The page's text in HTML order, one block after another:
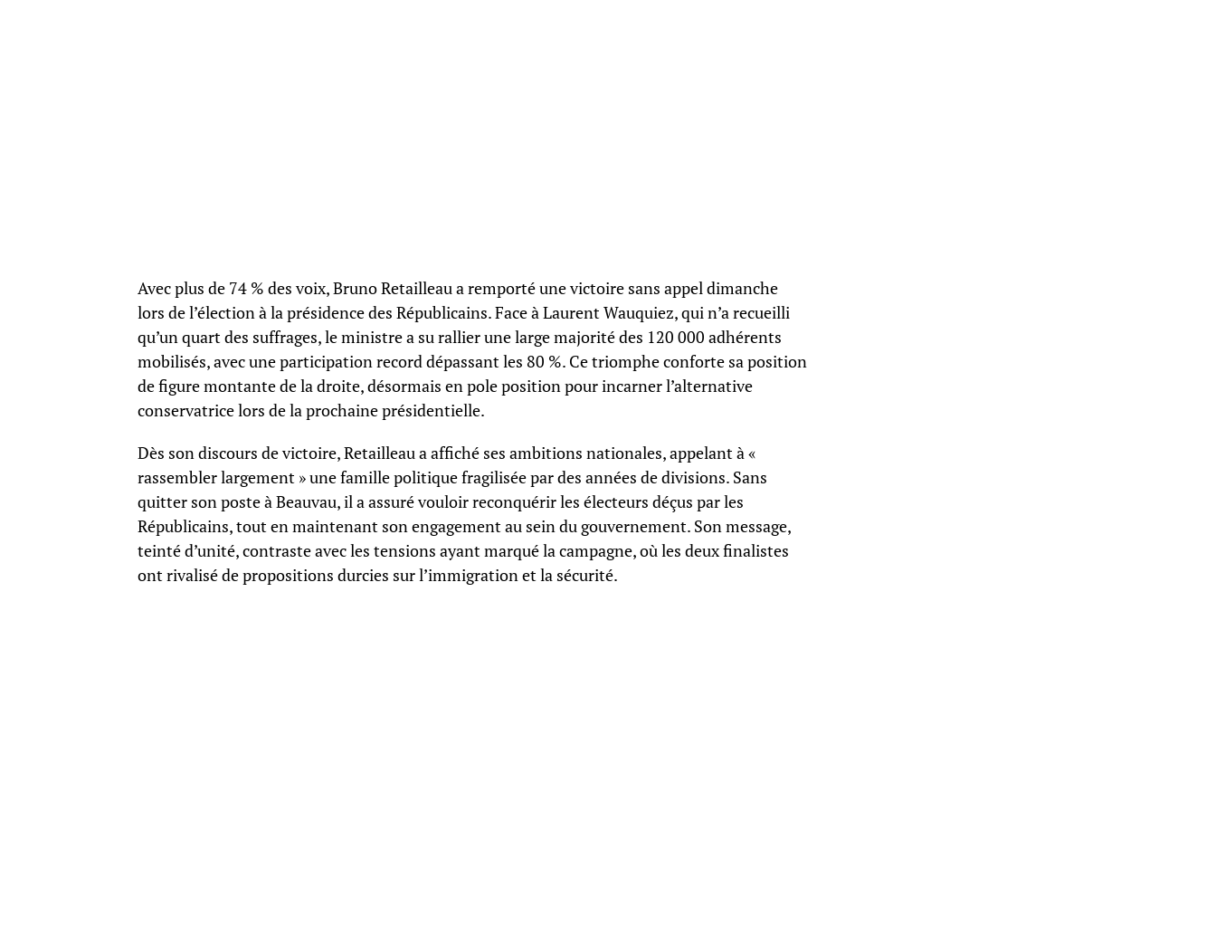
Avec plus de 74 % des voix, Bruno Retailleau a remporté une victoire sans appel dimanche
lors de l’élection à la présidence des Républicains. Face à Laurent Wauquiez, qui n’a recueilli
qu’un quart des suffrages, le ministre a su rallier une large majorité des 120 000 adhérents
mobilisés, avec une participation record dépassant les 80 %. Ce triomphe conforte sa position
de figure montante de la droite, désormais en pole position pour incarner l’alternative
conservatrice lors de la prochaine présidentielle.
Dès son discours de victoire, Retailleau a affiché ses ambitions nationales, appelant à «
rassembler largement » une famille politique fragilisée par des années de divisions. Sans
quitter son poste à Beauvau, il a assuré vouloir reconquérir les électeurs déçus par les
Républicains, tout en maintenant son engagement au sein du gouvernement. Son message,
teinté d’unité, contraste avec les tensions ayant marqué la campagne, où les deux finalistes
ont rivalisé de propositions durcies sur l’immigration et la sécurité.